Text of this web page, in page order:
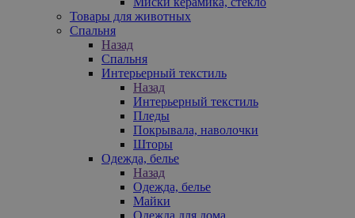
Товары для животных
Спальня
Назад
Спальня
Интерьерный текстиль
Назад
Интерьерный текстиль
Пледы
Покрывала, наволочки
Шторы
Одежда, белье
Назад
Одежда, белье
Майки
Одежда для дома